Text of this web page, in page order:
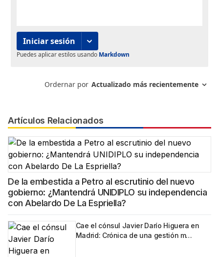
Artículos Relacionados
De la embestida a Petro al escrutinio del nuevo
gobierno: ¿Mantendrá UNIDIPLO su independencia
con Abelardo De La Espriella?
Cae el cónsul Javier Darío Higuera en
Madrid: Crónica de una gestión m…